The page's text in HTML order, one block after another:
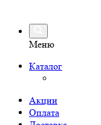
Меню
Каталог
Акции
Оплата